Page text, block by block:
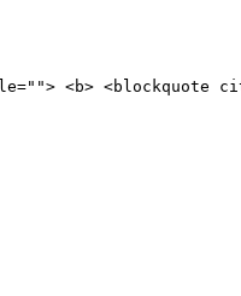
<b> <blockquote